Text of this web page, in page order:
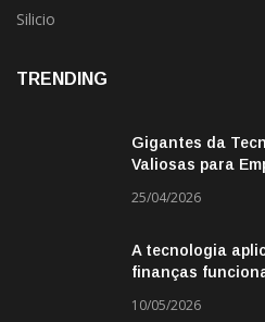
TRENDING
Gigantes da
Valiosas para
25/04/2026
A tecnologia
finanças
10/05/2026